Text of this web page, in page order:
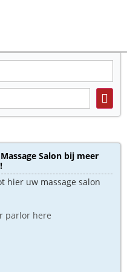
Salon bij meer
hier uw massage salon
parlor here